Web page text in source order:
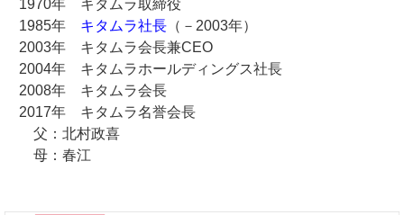
1970年 キタムラ取締役
1985年 キタムラ社長（－2003年）
2003年 キタムラ会長兼CEO
2004年 キタムラホールディングス社長
2008年 キタムラ会長
2017年 キタムラ名誉会長
父：北村政喜
母：春江